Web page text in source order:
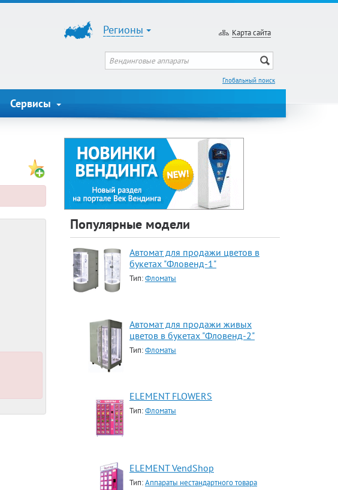
Регионы Карта сайта
Глобальный поиск
Сервисы
Популярные модели
Автомат для продажи цветов в
букетах "Фловенд-1"
Тип:Фломаты
Автомат для продажи живых
цветов в букетах "Фловенд-2"
Тип:Фломаты
ELEMENT FLOWERS
Тип:Фломаты
ELEMENT VendShop
Тип:Аппараты нестандартного товара